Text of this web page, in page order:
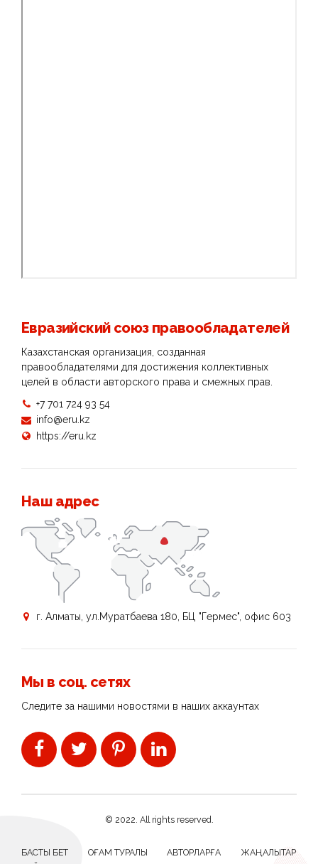
Евразийский союз правообладателей
Казахстанская организация, созданная
правообладателями для достижения коллективных
целей в области авторского права и смежных прав.
+7 701 724 93 54
info@eru.kz
https://eru.kz
Наш адрес
г. Алматы, ул.Муратбаева 180, БЦ "Гермес", офис 603
Мы в соц. сетях
Следите за нашими новостями в наших аккаунтах
© 2022. All rights reserved.
БАСТЫ БЕТ ҚОҒАМ ТУРАЛЫ АВТОРЛАРҒА
ЖАҢАЛЫҚТАР